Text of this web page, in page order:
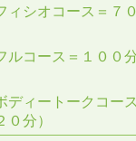
ィシオコース＝７
ルコース＝１００
ディートークコー
０分）